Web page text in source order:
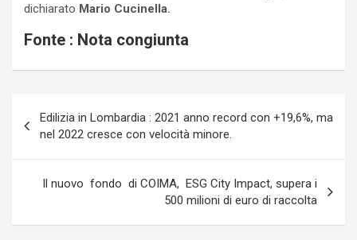
dichiarato Mario Cucinella.
Fonte : Nota congiunta
articoli
Edilizia in Lombardia : 2021 anno record con +19,6%, ma
nel 2022 cresce con velocità minore.
Il nuovo fondo di COIMA, ESG City Impact, supera i
500 milioni di euro di raccolta